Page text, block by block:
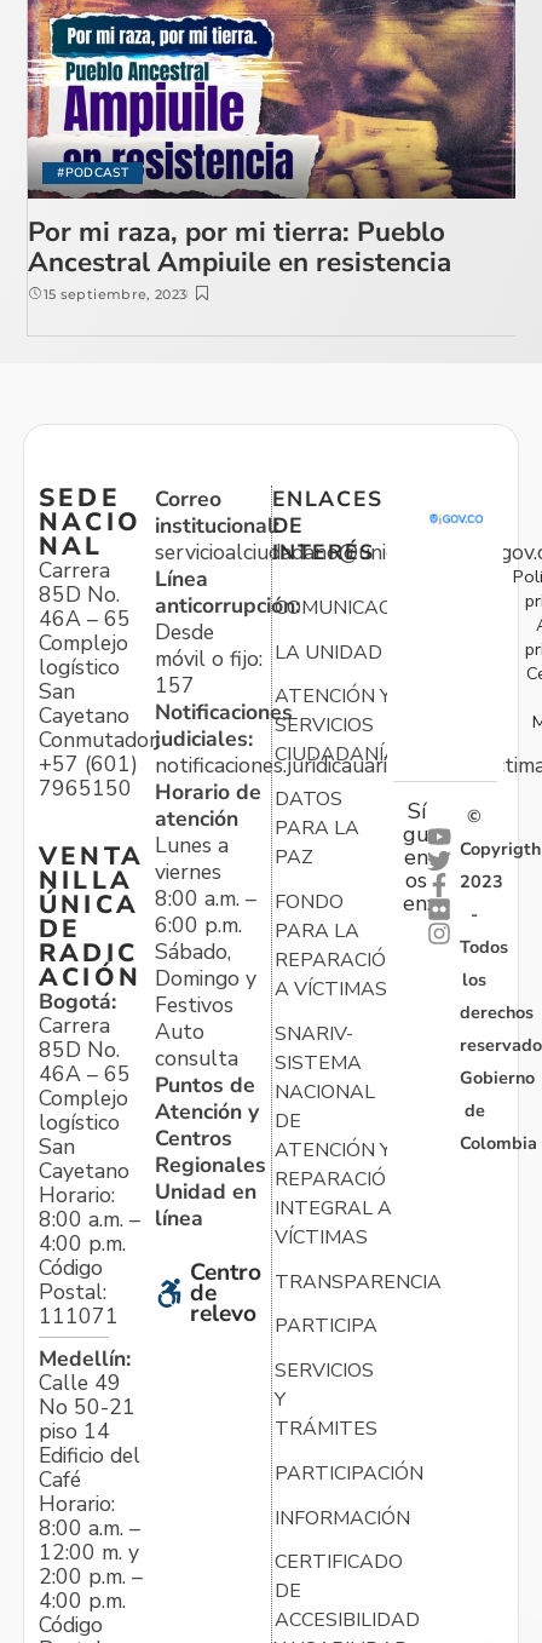
#PODCAST
Por mi raza, por mi tierra: Pueblo
Ancestral Ampiuile en resistencia
15 septiembre, 2023
SEDE
NACIO
NAL
Carrera
85D No.
46A – 65
Complejo
logístico
San
Cayetano
Conmutador:
+57 (601)
7965150
VENTA
NILLA
ÚNICA
DE
RADIC
ACIÓN
Bogotá:
Carrera
85D No.
46A – 65
Complejo
logístico
San
Cayetano
Horario:
8:00 a.m. –
4:00 p.m.
Código
Postal:
111071
Medellín:
Calle 49
No 50-21
piso 14
Edificio del
Café
Horario:
8:00 a.m. –
12:00 m. y
2:00 p.m. –
4:00 p.m.
Código
Correo
institucional:
Línea
anticorrupción:
Desde
móvil o fijo:
157
Notificaciones
judiciales:
Horario de
atención
Lunes a
viernes
8:00 a.m. –
6:00 p.m.
Sábado,
Domingo y
Festivos
Auto
consulta
Puntos de
Atención y
Centros
Regionales
Unidad en
línea
Centro
de
relevo
ENLACES
DE
INTERÉS
COMUNICACIONES
LA UNIDAD
ATENCIÓN Y
SERVICIOS
CIUDADANÍA
DATOS
PARA LA
PAZ
FONDO
PARA LA
REPARACIÓN
A VÍCTIMAS
SNARIV-
SISTEMA
NACIONAL
DE
ATENCIÓN Y
REPARACIÓN
INTEGRAL A
VÍCTIMAS
TRANSPARENCIA
PARTICIPA
SERVICIOS
Y
TRÁMITES
PARTICIPACIÓN
INFORMACIÓN
CERTIFICADO
DE
ACCESIBILIDAD
Sí
gu
en
os
en:
©
Copyrigth
2023
-
Todos
los
derechos
Gobierno
de
Colombia